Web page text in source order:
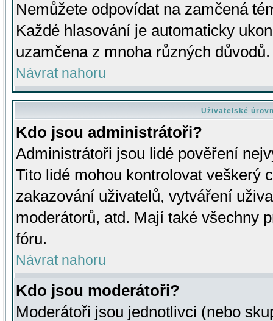
Nemůžete odpovídat na zamčená
Každé hlasování je automaticky
uzamčena z mnoha různých důvodů.
Návrat nahoru
Uživatelské
Kdo jsou administrátoři?
Administrátoři jsou lidé pověření
Tito lidé mohou kontrolovat veškerý
zakazování uživatelů, vytváření
moderátorů, atd. Mají také všechny
fóru.
Návrat nahoru
Kdo jsou moderátoři?
Moderátoři jsou jednotlivci (nebo